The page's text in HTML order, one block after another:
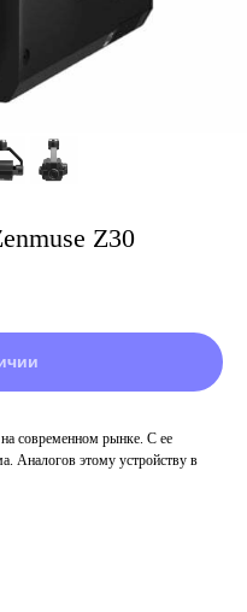
Z30
современном рынке. С ее
Аналогов этому устройству в